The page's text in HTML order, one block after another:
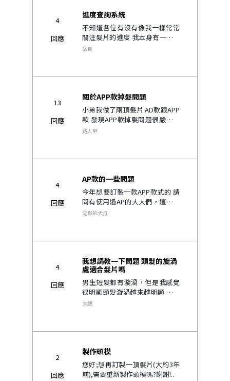
4
回應
進度查詢系統
不知道各位有沒有像我一樣常常
關注髮片的進度 我本身有一頂了
現在等第二頂 每天都在看髮片的
髮友 每次回去剪髮都在問設..
岳哥
13
回應
關於APP款掉髮問題
小弟我做了兩頂髮片 AD款跟APP
款 發現APP款掉髮問題很嚴重反
倒是用了兩年的AD款沒有這種問
剛拿去做了補髮保養 回..
路人甲
4
回應
AP款的一些問題
今年想要訂製一款APP款式的 請
問有使用過AP的大大們，這款的
立體鉤織的效果是指什麼？ 在戴
需求 ..
沈默的大叔
4
回應
我想請教一下問題 頭髮的旋渦
處適合髮片嗎
男生短髮都有漩渦，但是我感覺
很明顯頭髮漩渦越來越明顯 可能
是我常熬夜，那邊的毛囊都休眠
型的才有辦法補救 髮片 還是 科..
大飯
2
回應
製作頭模
您好;想再訂製一頂髮片(大約3年
前),需要重新製作頭模嗎?謝謝!..